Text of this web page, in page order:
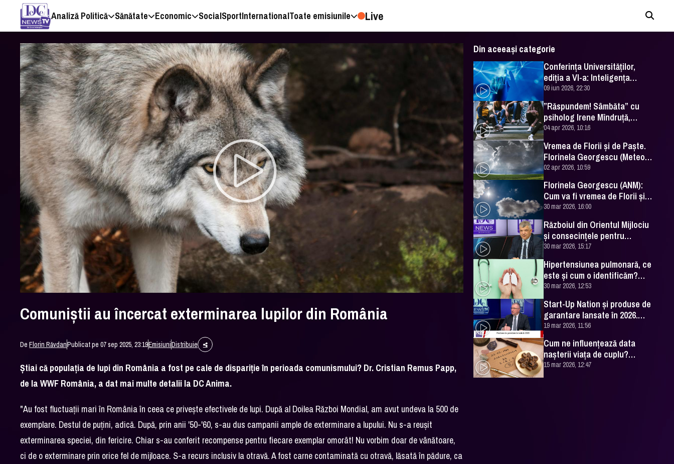
Analiză Politică Sănătate Economic SocialSportInternationalToate emisiunile Live
Comuniştii au încercat exterminarea lupilor din România
DeFlorin RăvdanPublicat pe 07 sep 2025, 23:19EmisiuniDistribuie
Ştiai că populaţia de lupi din România a fost pe cale de dispariţie în perioada comunismului? Dr. Cristian Remus Papp,
de la WWF România, a dat mai multe detalii la DC Anima.
"Au fost fluctuaţii mari în România în ceea ce priveşte efectivele de lupi. După al Doilea Război Mondial, am avut undeva la 500 de
exemplare. Destul de puţini, adică. După, prin anii '50-'60, s-au dus campanii ample de exterminare a lupului. Nu s-a reuşit
exterminarea speciei, din fericire. Chiar s-au conferit recompense pentru fiecare exemplar omorât! Nu vorbim doar de vânătoare,
ci de o exterminare prin orice fel de mijloace. S-a recurs inclusiv la otravă. A fost carne contaminată cu otravă, lăsată în pădure, ca
Din aceeași categorie
Conferința Universităților,
ediția a VI-a: Inteligența
artificială în Educație- soluție
sau problemă?
09 iun 2026, 22:30
”Răspundem! Sâmbăta” cu
psiholog Irene Mîndruță,
despre adolescență
04 apr 2026, 10:16
Vremea de Florii și de Paște.
Florinela Georgescu (Meteo
România) a făcut prognoza
02 apr 2026, 10:59
Florinela Georgescu (ANM):
Cum va fi vremea de Florii și
de Paște 2026
30 mar 2026, 16:00
Războiul din Orientul Mijlociu
și consecințele pentru
România. Excelența Sa Ovidiu
Dranga, interviu
30 mar 2026, 15:17
Hipertensiunea pulmonară, ce
este și cum o identificăm?
Explicațiile unui medic
specialist
30 mar 2026, 12:53
Start-Up Nation și produse de
garantare lansate în 2026.
Cătălin Leonte (FNGCIMM), la
DC News
19 mar 2026, 11:56
Cum ne influențează data
nașterii viața de cuplu?
Numerologul Romeo Popescu
are explicațiile
15 mar 2026, 12:47